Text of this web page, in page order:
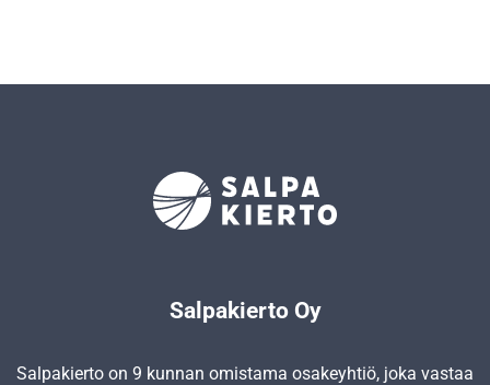
Salpakierto Oy
Salpakierto on 9 kunnan omistama osakeyhtiö, joka vastaa